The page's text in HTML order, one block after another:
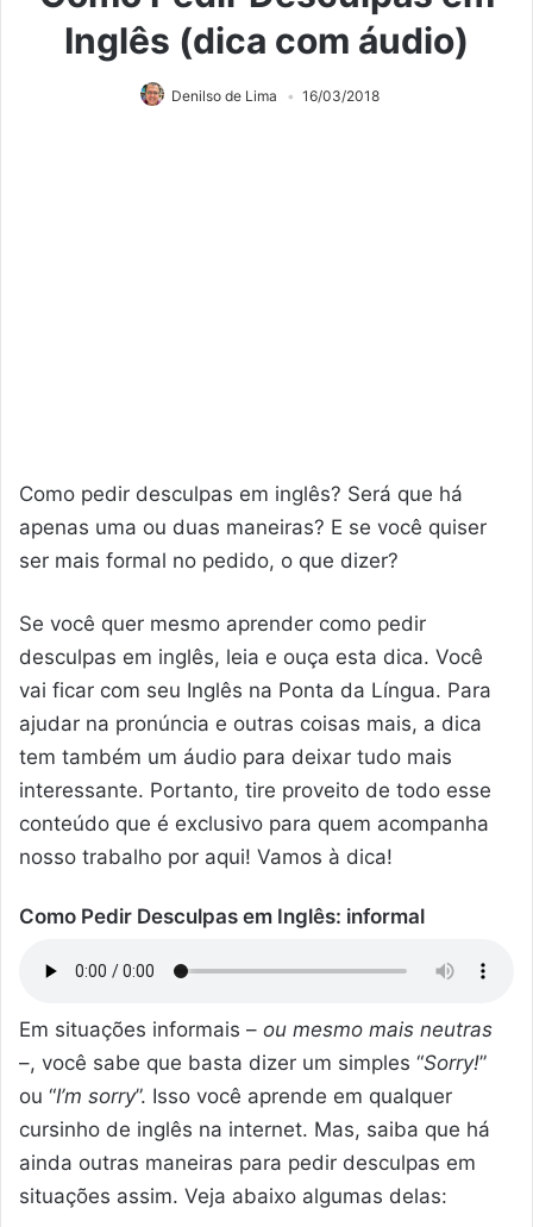
Inglês (dica com áudio)
Denilso de Lima 16/03/2018
Como pedir desculpas em inglês? Será que há
apenas uma ou duas maneiras? E se você quiser
ser mais formal no pedido, o que dizer?
Se você quer mesmo aprender como pedir
desculpas em inglês, leia e ouça esta dica. Você
vai ficar com seu Inglês na Ponta da Língua. Para
ajudar na pronúncia e outras coisas mais, a dica
tem também um áudio para deixar tudo mais
interessante. Portanto, tire proveito de todo esse
conteúdo que é exclusivo para quem acompanha
nosso trabalho por aqui! Vamos à dica!
Como Pedir Desculpas em Inglês: informal
Em situações informais – ou mesmo mais neutras
–, você sabe que basta dizer um simples “Sorry!”
ou “I’m sorry”. Isso você aprende em qualquer
cursinho de inglês na internet. Mas, saiba que há
ainda outras maneiras para pedir desculpas em
situações assim. Veja abaixo algumas delas: